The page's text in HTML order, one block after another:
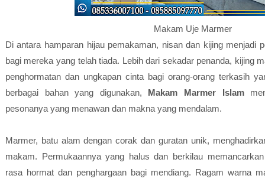
Makam Uje Marmer
Di antara hamparan hijau pemakaman, nisan dan kijing menjadi
bagi mereka yang telah tiada. Lebih dari sekadar penanda, kijing
penghormatan dan ungkapan cinta bagi orang-orang terkasih
berbagai bahan yang digunakan, Makam Marmer Islam
pesonanya yang menawan dan makna yang mendalam.
Marmer, batu alam dengan corak dan guratan unik,
makam. Permukaannya yang halus dan berkilau
rasa hormat dan penghargaan bagi mendiang. Ragam warna